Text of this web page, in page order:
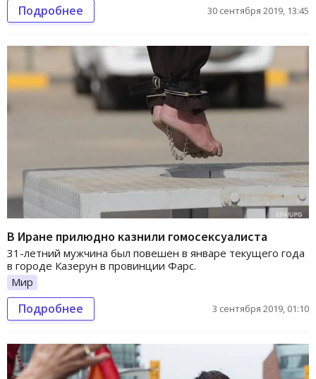
Подробнее 30 сентября 2019, 13:45
В Иране прилюдно казнили гомосексуалиста
31-летний мужчина был повешен в январе текущего года
в городе Казерун в провинции Фарс.
Мир
Подробнее 3 сентября 2019, 01:10